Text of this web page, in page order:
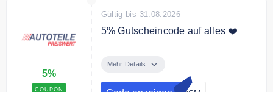
5%
COUPON
Gültig bis 31.08.2026
5% Gutscheincode auf alles ❤️
Rabatt auf Ihre gesamte
Mehr Details